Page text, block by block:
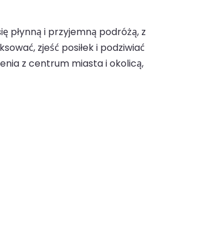
płynną i przyjemną podróżą, z
zjeść posiłek i podziwiać
z centrum miasta i okolicą,